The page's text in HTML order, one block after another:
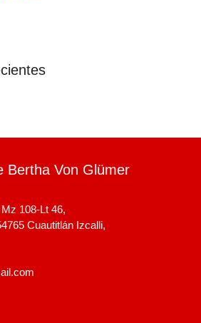
Bertha Von Glümer
108-Lt 46,
Cuautitlán Izcalli,